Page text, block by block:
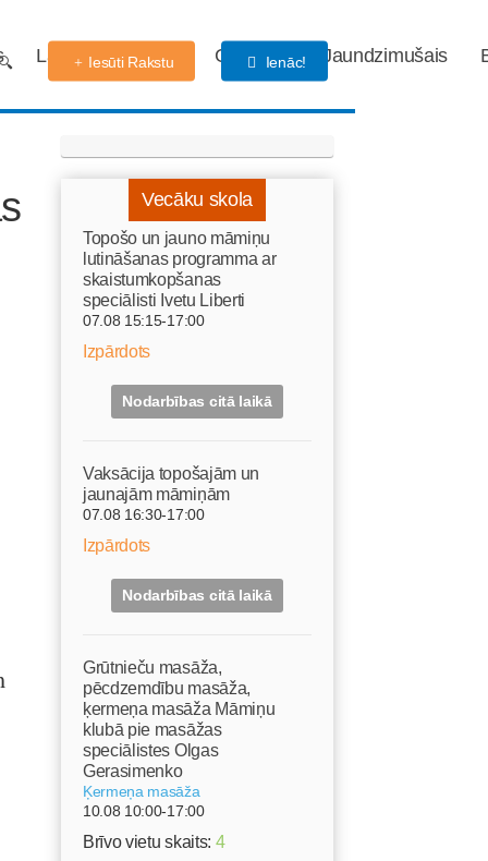
Labdarības fonds Gaidības Jaundzimušais
Iesūti Rakstu Ienāc!
Vecāku skola
Topošo un jauno māmiņu
lutināšanas programma ar
skaistumkopšanas
speciālisti Ivetu Liberti
07.08 15:15-17:00
Izpārdots
Nodarbības citā laikā
Vaksācija topošajām un
jaunajām māmiņām
07.08 16:30-17:00
Izpārdots
Nodarbības citā laikā
Grūtnieču masāža,
pēcdzemdību masāža,
ķermeņa masāža Māmiņu
klubā pie masāžas
speciālistes Olgas
Gerasimenko
Ķermeņa masāža
10.08 10:00-17:00
Brīvo vietu skaits: 4